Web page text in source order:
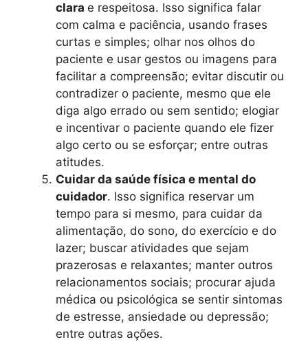
clara e respeitosa. Isso significa falar
com calma e paciência, usando frases
curtas e simples; olhar nos olhos do
paciente e usar gestos ou imagens para
facilitar a compreensão; evitar discutir ou
contradizer o paciente, mesmo que ele
diga algo errado ou sem sentido; elogiar
e incentivar o paciente quando ele fizer
algo certo ou se esforçar; entre outras
atitudes.
Cuidar da saúde física e mental do
cuidador. Isso significa reservar um
tempo para si mesmo, para cuidar da
alimentação, do sono, do exercício e do
lazer; buscar atividades que sejam
prazerosas e relaxantes; manter outros
relacionamentos sociais; procurar ajuda
médica ou psicológica se sentir sintomas
de estresse, ansiedade ou depressão;
entre outras ações.